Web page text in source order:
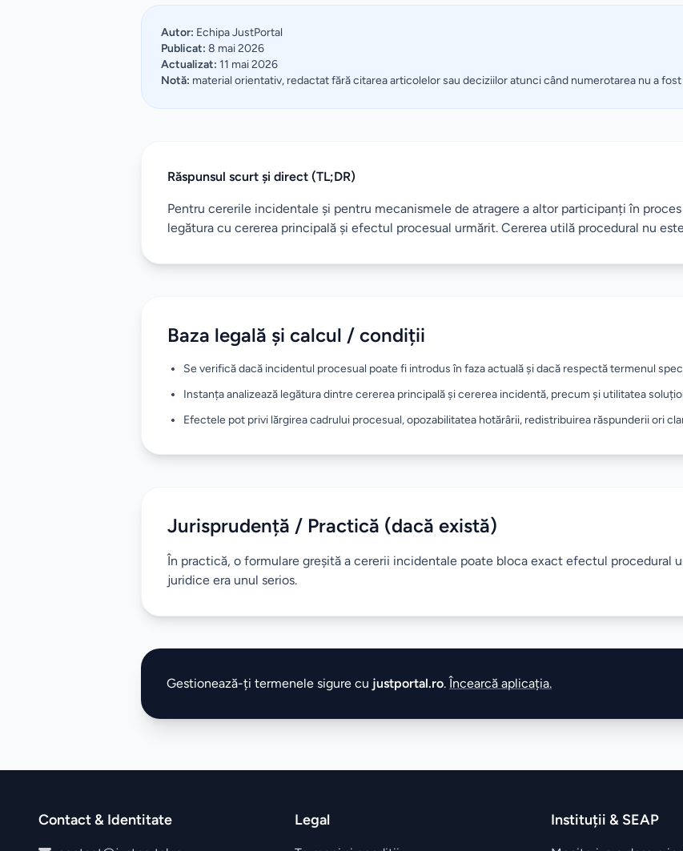
Autor: Echipa JustPortal
Publicat: 8 mai 2026
Actualizat: 11 mai 2026
Notă: material orientativ, redactat fără citarea articolelor sau deciziilor atunci când numerotarea nu a
Răspunsul scurt și direct (TL;DR)
Pentru cererile incidentale și pentru mecanismele de atragere a altor participanți în
legătura cu cererea principală și efectul procesual urmărit. Cererea utilă procedural nu
Baza legală și calcul / condiții
Se verifică dacă incidentul procesual poate fi introdus în faza actuală și dacă respectă termenul
Instanța analizează legătura dintre cererea principală și cererea incidentă, precum și utilitatea
Efectele pot privi lărgirea cadrului procesual, opozabilitatea hotărârii, redistribuirea răspunderii ori
Jurisprudență / Practică (dacă există)
În practică, o formulare greșită a cererii incidentale poate bloca exact efectul procedural
juridice era unul serios.
Gestionează-ți termenele sigure cu justportal.ro.Încearcă aplicația.
Contact & Identitate Legal Instituții & SEAP